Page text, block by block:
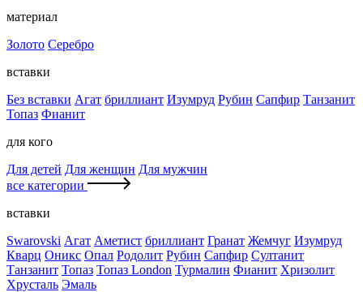
материал
Золото Серебро
вставки
Без вставки Агат бриллиант Изумруд Рубин Сапфир Танзанит
Топаз Фианит
для кого
Для детей Для женщин Для мужчин
все категории
вставки
Swarovski Агат Аметист бриллиант Гранат Жемчуг Изумруд
Кварц Оникс Опал Родолит Рубин Сапфир Султанит
Танзанит Топаз Топаз London Турмалин Фианит Хризолит
Хрусталь Эмаль